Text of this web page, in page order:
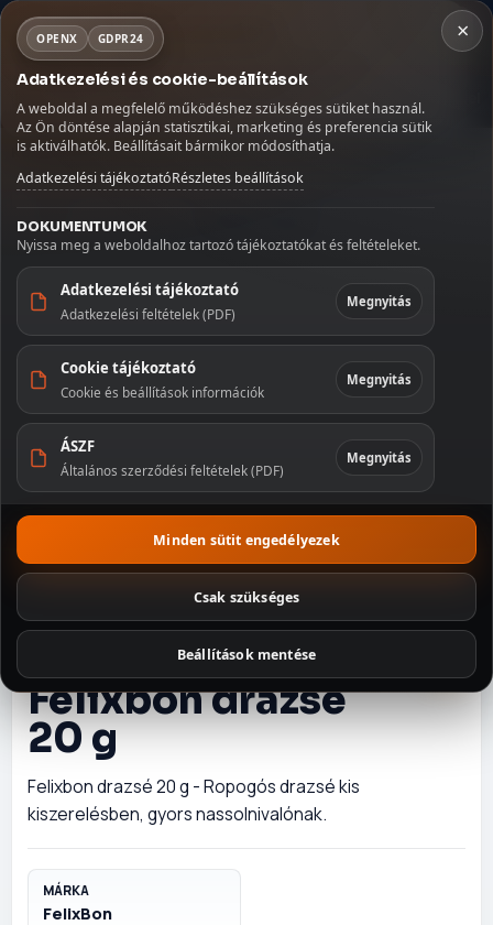
NORSA CO BT
MENÜ
🏠 Kezdőlap
🚚 Szállítás
👤 Fiókom
Kapcsolat
KATEGÓRIÁK
Kávé
Illatosítók és
háztartás
Kezdőoldal/Édességek/Sütemény és keksz/Felixbon drazsé 20 g
Felixbon drazsé
20 g
Felixbon drazsé 20 g - Ropogós drazsé kis
kiszerelésben, gyors nassolnivalónak.
MÁRKA
FelixBon
Kosár ×
Betöltés...
Fontos szállítási információ
Szabadság miatt az augusztus 9–16. között leadott
rendeléseket augusztus 17-én, hétfőn adjuk fel.
Köszönjük megértését!
×
OPENX GDPR24
Adatkezelési és cookie-beállítások
A weboldal a megfelelő működéshez szükséges sütiket használ.
Az Ön döntése alapján statisztikai, marketing és preferencia sütik
is aktiválhatók. Beállításait bármikor módosíthatja.
Adatkezelési tájékoztatóRészletes beállítások
DOKUMENTUMOK
Nyissa meg a weboldalhoz tartozó tájékoztatókat és feltételeket.
Adatkezelési tájékoztató
Adatkezelési feltételek (PDF)
Megnyitás
Cookie tájékoztató
Cookie és beállítások információk
Megnyitás
ÁSZF
Általános szerződési feltételek (PDF)
Megnyitás
Minden sütit engedélyezek
Csak szükséges
Beállítások mentése